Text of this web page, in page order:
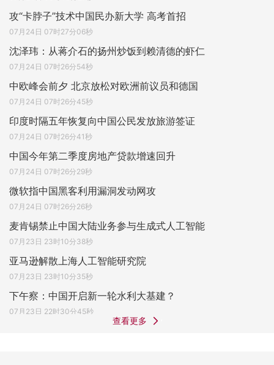
攻“卡脖子”技术中国民办新大学 高考首招
07月24日 07时27分06秒
沈泽玮：从蒋介石的扬州炒饭到赖清德的虾仁
07月24日 07时26分54秒
中欧峰会前夕 北京放松对欧洲前议员和德国
07月24日 07时26分45秒
印度时隔五年恢复向中国公民发放旅游签证
07月24日 07时26分41秒
中国今年第二季度房地产贷款增速回升
07月24日 07时26分29秒
微软指中国黑客利用漏洞发动网攻
07月24日 07时26分26秒
麦肯锡禁止中国大陆业务参与生成式人工智能
07月23日 23时10分38秒
亚马逊解散上海人工智能研究院
07月23日 23时10分35秒
下午察：中国开启新一轮水利大基建？
07月23日 22时30分45秒
查看更多